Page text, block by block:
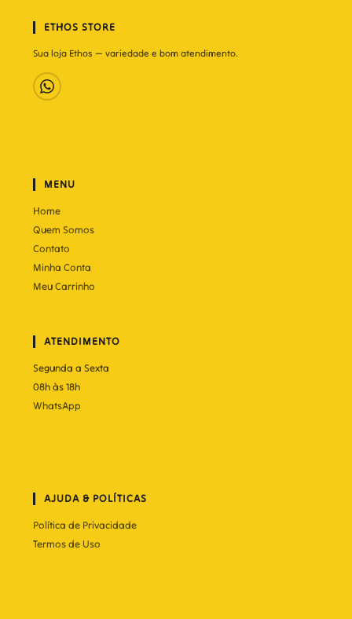
ETHOS STORE
Sua loja Ethos — variedade e bom atendimento.
MENU
Home
Quem Somos
Contato
Minha Conta
Meu Carrinho
ATENDIMENTO
Segunda a Sexta
08h às 18h
WhatsApp
AJUDA & POLÍTICAS
Política de Privacidade
Termos de Uso